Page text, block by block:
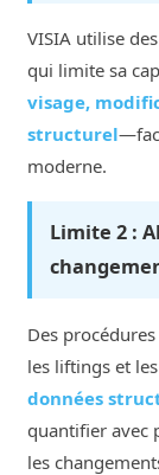
VISIA utilise
qui limite sa
visage,
structurel
moderne.
Limite 2 :
Des
les liftings et
données
quantifier avec
les